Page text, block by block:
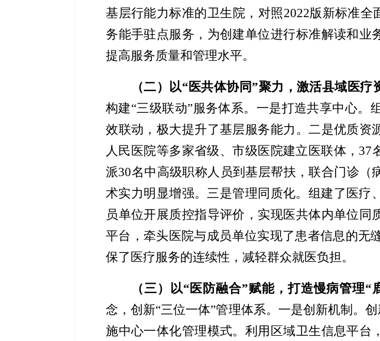
基层行能力标准的卫生院，对照2022版新标准全
务能手驻点服务，为创建单位进行标准解读和业
提高服务质量和管理水平。
（二） 以“医共体协同”聚力，激活县域医疗
构建“三级联动”服务体系。一是打造共享中心。
效联动，极大提升了基层服务能力。二是优质资
人民医院等多家省级、市级医院建立医联体， 37
派30名中高级职称人员到基层帮扶，联合门诊（
术实力明显增强。三是管理同质化。组建了医疗
员单位开展质控指导评价，实现医共体内单位同
平台，牵头医院与成员单位实现了患者信息的无
保了医疗服务的连续性，减轻群众就医负担 。
（三）以“医防融合”赋能，打造慢病管理“
念，创新“三位一体”管理体系。 一是创新机制 。
施中心一体化管理模式。 利用区域卫生信息平台